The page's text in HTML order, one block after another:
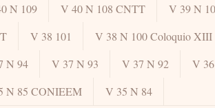
N 109 V 40 N 108 CNTT V 39 N
V 38 101 V 38 N 100 Coloquio XIII
N 94 V 37 N 93 V 37 N 92 V
N 85 CONIEEM V 35 N 84